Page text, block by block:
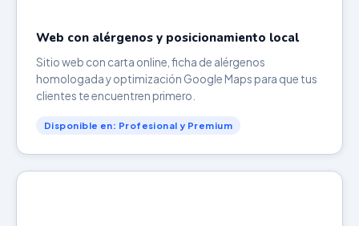
Web con alérgenos y posicionamiento local
Sitio web con carta online, ficha de alérgenos
homologada y optimización Google Maps para que tus
clientes te encuentren primero.
Disponible en: Profesional y Premium